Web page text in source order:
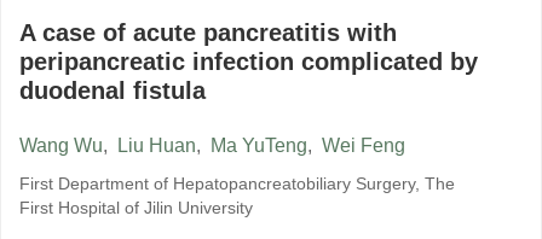
A case of acute pancreatitis with
peripancreatic infection complicated by
duodenal fistula
Wang Wu, Liu Huan, Ma YuTeng, Wei Feng
First Department of Hepatopancreatobiliary Surgery, The
First Hospital of Jilin University